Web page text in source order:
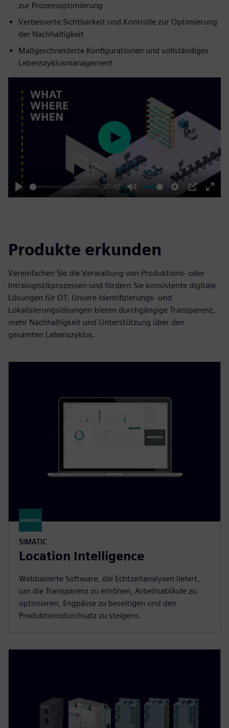
zur Prozessoptimierung
Verbesserte Sichtbarkeit und Kontrolle zur Optimierung
der Nachhaltigkeit
Maßgeschneiderte Konfigurationen und vollständiges
Lebenszyklusmanagement
Play
01:42
Mute Settings
PIP
Enter
Play
Produkte erkunden
Vereinfachen Sie die Verwaltung von Produktions- oder
Intralogistikprozessen und fördern Sie konsistente digitale
Lösungen für OT. Unsere Identifizierungs- und
Lokalisierungslösungen bieten durchgängige Transparenz,
mehr Nachhaltigkeit und Unterstützung über den
gesamten Lebenszyklus.
SIMATIC
Location Intelligence
Webbasierte Software, die Echtzeitanalysen liefert,
um die Transparenz zu erhöhen, Arbeitsabläufe zu
optimieren, Engpässe zu beseitigen und den
Produktionsdurchsatz zu steigern.